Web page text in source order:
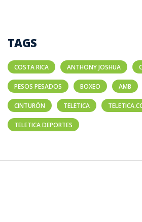
TAGS
COSTA RICA ANTHONY JOSHUA
PESOS PESADOS BOXEO AMB
CINTURÓN TELETICA
TELETICA DEPORTES